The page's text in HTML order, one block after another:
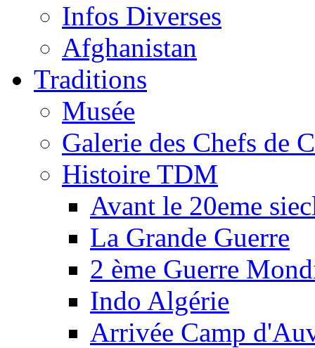
Infos Diverses
Afghanistan
Traditions
Musée
Galerie des Chefs de
Histoire TDM
Avant le 20eme
La Grande Guerre
2 ème Guerre
Indo Algérie
Arrivée Camp